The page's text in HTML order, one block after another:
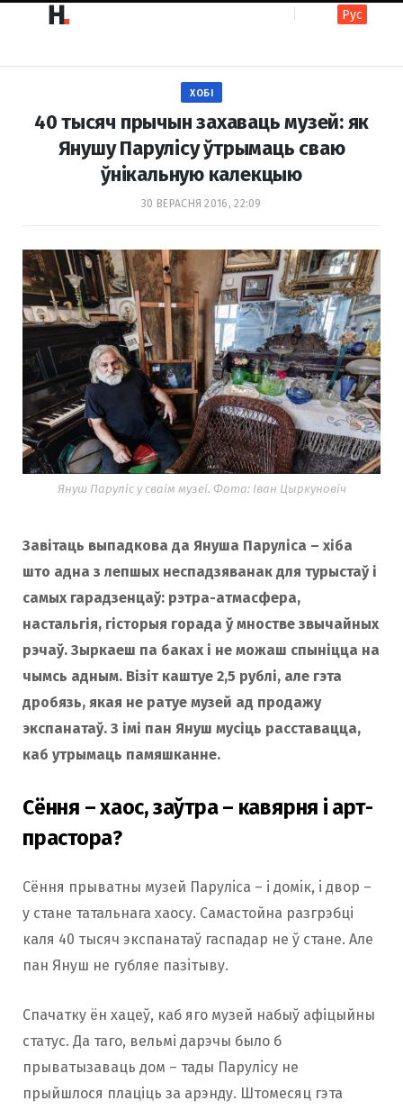
c
b
o
o
k
s
a
g
r
a
m
Рус
ХОБІ
40 тысяч прычын захаваць музей: як
Янушу Парулісу ўтрымаць сваю
ўнікальную калекцыю
30 ВЕРАСНЯ 2016, 22:09
Януш Паруліс у сваім музеі. Фота: Іван Цыркуновіч
Завiтаць выпадкова да Януша Паруліса – хiба
што адна з лепшых неспадзяванак для турыстаў i
самых гарадзенцаў: рэтра-атмасфера,
настальгія, гісторыя горада ў мностве звычайных
рэчаў. Зыркаеш па баках i не можаш спынiцца на
чымсь адным. Візіт каштуе 2,5 рублі, але гэта
дробязь, якая не ратуе музей ад продажу
экспанатаў. З iмi пан Януш мусіць расставацца,
каб утрымаць памяшканне.
Сёння – хаос, заўтра – кавярня і арт-
прастора?
Сёння прыватны музей Парулiса – і домiк, i двор –
у стане татальнага хаосу. Самастойна разгрэбці
каля 40 тысяч экспанатаў гаспадар не ў стане. Але
пан Януш не губляе пазiтыву.
Спачатку ён хацеў, каб яго музей набыў афіцыйны
статус. Да таго, вельмі дарэчы было б
прыватызаваць дом – тады Парулiсу не
прыйшлося плаціць за арэнду. Штомесяц гэта